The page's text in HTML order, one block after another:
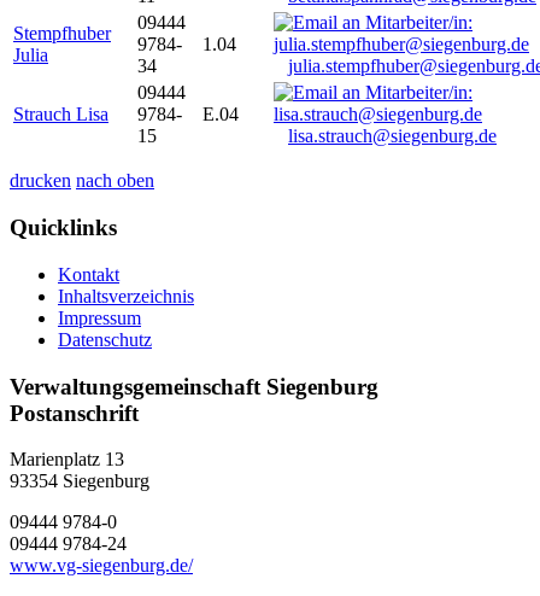
Stempfhuber
Julia
09444
9784-
34
1.04
Strauch Lisa
09444
9784-
15
E.04
lisa.strauch@siegenburg.de
drucken nach oben
Quicklinks
Kontakt
Inhaltsverzeichnis
Impressum
Datenschutz
Verwaltungsgemeinschaft Siegenburg
Postanschrift
Marienplatz 13
93354 Siegenburg
09444 9784-0
09444 9784-24
www.vg-siegenburg.de/